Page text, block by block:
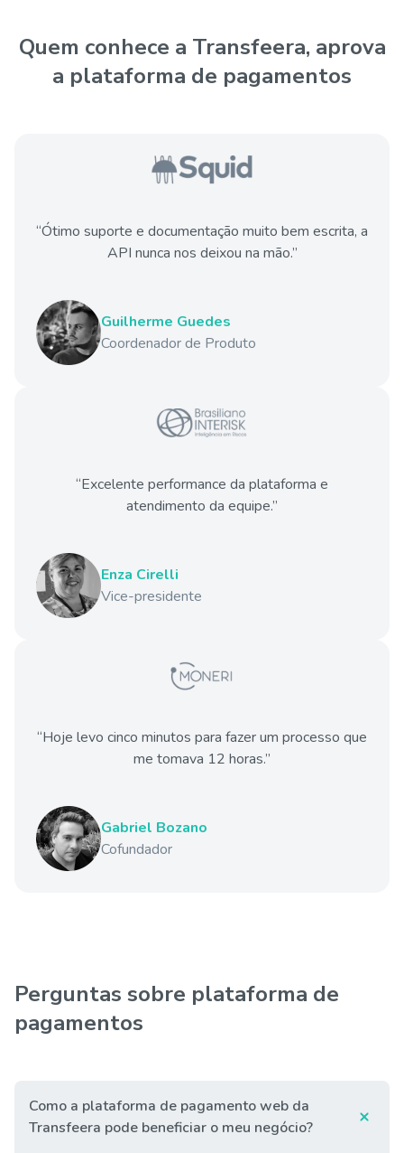
Quem conhece a Transfeera, aprova
a plataforma de pagamentos
“Ótimo suporte e documentação muito bem escrita, a
API nunca nos deixou na mão.”
Guilherme Guedes
Coordenador de Produto
“Excelente performance da plataforma e
atendimento da equipe.”
Enza Cirelli
Vice-presidente
“Hoje levo cinco minutos para fazer um processo que
me tomava 12 horas.”
Gabriel Bozano
Cofundador
Perguntas sobre plataforma de
pagamentos
Como a plataforma de pagamento web da
Transfeera pode beneficiar o meu negócio?